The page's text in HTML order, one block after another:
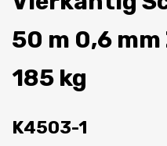
50 m 0,6
185 kg
K4503-1